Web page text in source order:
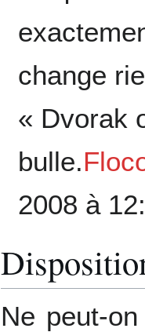
change
« Dvorak
bulle.
2008 à
Ne peut-